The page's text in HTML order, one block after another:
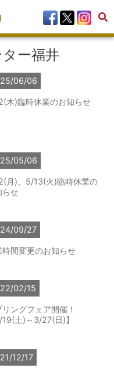
ー福井
06/06
木)臨時休業のお知らせ
05/06
月)、5/13(火)臨時休業の
らせ
09/27
時間変更のお知らせ
02/15
リングフェア開催！
19(土)～3/27(日)】
12/17